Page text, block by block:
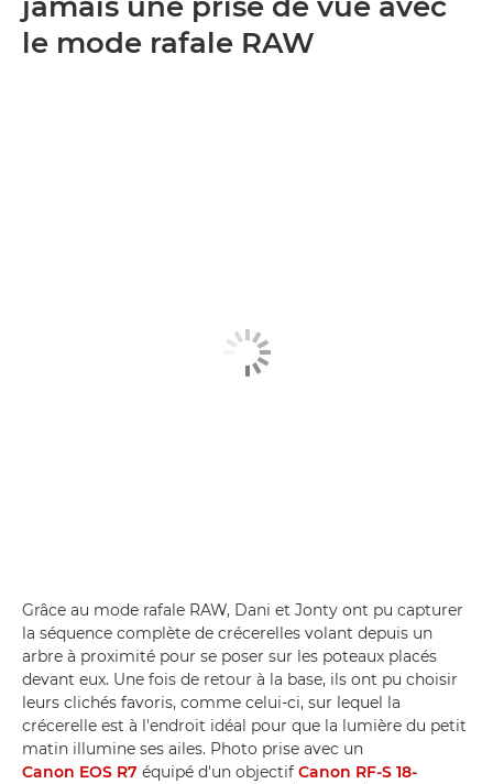
le mode rafale RAW
Grâce au mode rafale RAW, Dani et Jonty ont pu capturer
la séquence complète de crécerelles volant depuis un
arbre à proximité pour se poser sur les poteaux placés
devant eux. Une fois de retour à la base, ils ont pu choisir
leurs clichés favoris, comme celui-ci, sur lequel la
crécerelle est à l'endroit idéal pour que la lumière du petit
matin illumine ses ailes. Photo prise avec un
Canon EOS R7 équipé d'un objectif Canon RF-S 18-